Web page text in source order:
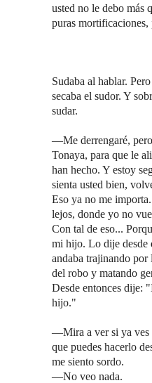
usted no le debo más
puras mortificaciones,
Sudaba al hablar.
secaba el sudor. Y
sudar.
—Me derrengaré,
Tonaya, para que le
han hecho. Y estoy
sienta usted bien,
Eso ya no me
lejos, donde yo no
Con tal de eso...
mi hijo. Lo dije desde
andaba trajinando
del robo y matando
Desde entonces dije:
hijo."
—Mira a ver si ya ves
que puedes hacerlo
me siento sordo.
—No veo nada.